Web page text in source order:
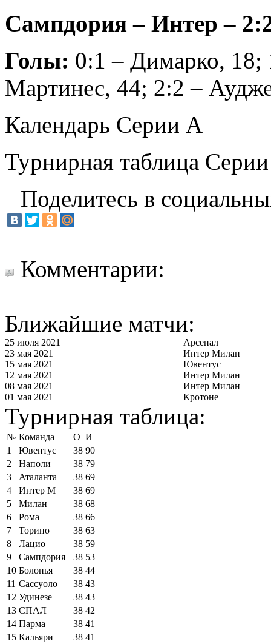
Сампдория – Интер –
Голы: 0:1 – Димарко,
Мартинес, 44; 2:2 –
Календарь Серии А
Турнирная таблица
Поделитесь в
Комментарии:
Ближайшие матчи:
25 июля 2021
Арсенал
23 мая 2021
Интер Милан
15 мая 2021
Ювентус
12 мая 2021
Интер Милан
08 мая 2021
Интер Милан
01 мая 2021
Кротоне
Турнирная таблица:
№ Команда О И
1
Ювентус 38 90
2
Наполи 38 79
3
Аталанта 38 69
4
Интер М 38 69
5
Милан 38 68
6
Рома 38 66
7
Торино 38 63
8
Лацио 38 59
9
Сампдория 38 53
10 Болонья 38 44
11 Сассуоло 38 43
12 Удинезе 38 43
13 СПАЛ 38 42
14 Парма 38 41
15 Кальяри 38 41